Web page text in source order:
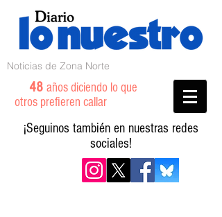
Noticias de Zona Norte
48 años diciendo lo que
otros prefieren callar
¡Seguinos también en nuestras redes
sociales!